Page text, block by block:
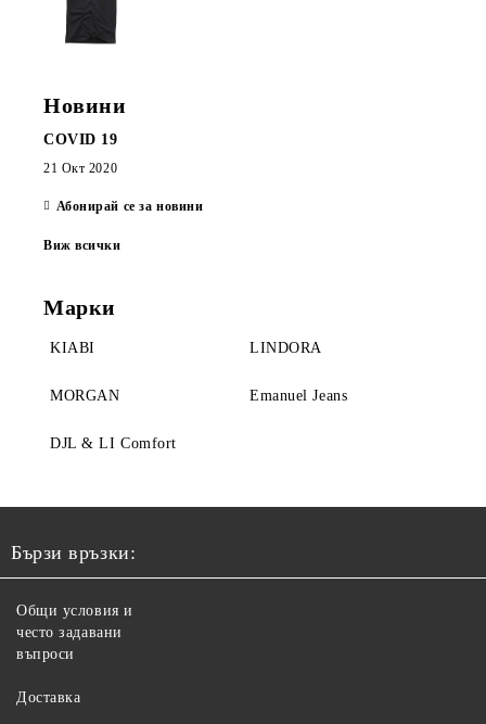
Новини
COVID 19
21 Окт 2020
Абонирай се за новини
Виж всички
Марки
KIABI LINDORA
MORGAN Emanuel Jeans
DJL & LI Comfort
Бързи връзки:
Общи условия и
често задавани
въпроси
Доставка